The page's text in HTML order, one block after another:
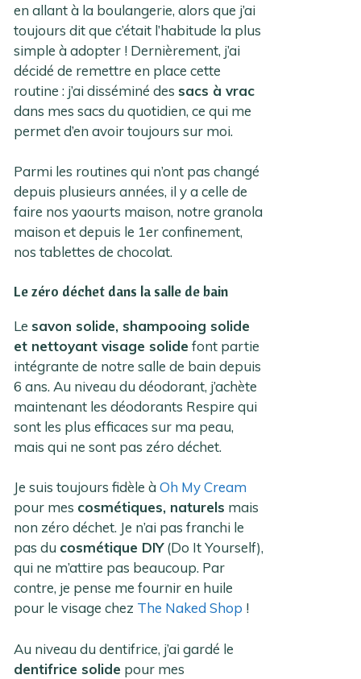
en allant à la boulangerie, alors que j’ai
toujours dit que c’était l’habitude la plus
simple à adopter ! Dernièrement, j’ai
décidé de remettre en place cette
routine : j’ai disséminé dessacs à vrac
dans mes sacs du quotidien, ce qui me
permet d’en avoir toujours sur moi.
Parmi les routines qui n’ont pas changé
depuis plusieurs années, il y a celle de
faire nos yaourts maison, notre granola
maison et depuis le 1er confinement,
nos tablettes de chocolat.
Le zéro déchet dans la salle de bain
Lesavon solide, shampooing solide
et nettoyant visage solide font partie
intégrante de notre salle de bain depuis
6 ans. Au niveau du déodorant, j’achète
maintenant les déodorants Respire qui
sont les plus efficaces sur ma peau,
mais qui ne sont pas zéro déchet.
Je suis toujours fidèle àOh My Cream
pour mes cosmétiques, naturels mais
non zéro déchet. Je n’ai pas franchi le
pas du cosmétique DIY(Do It Yourself),
qui ne m’attire pas beaucoup. Par
contre, je pense me fournir en huile
pour le visage chez The Naked Shop !
Au niveau du dentifrice, j’ai gardé le
dentifrice solide pour mes